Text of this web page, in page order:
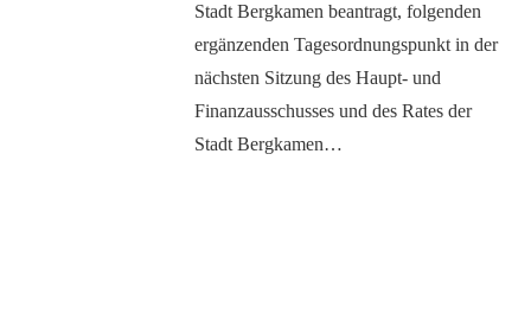
Stadt Bergkamen beantragt, folgenden
ergänzenden Tagesordnungspunkt in der
nächsten Sitzung des Haupt- und
Finanzausschusses und des Rates der
Stadt Bergkamen…